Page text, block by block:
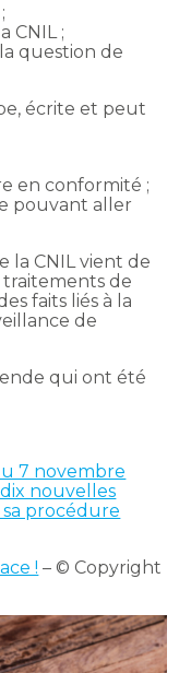
CNIL ;
question de
écrite et peut
en conformité ;
pouvant aller
la CNIL vient de
traitements de
faits liés à la
de
qui ont été
7 novembre
nouvelles
sa procédure
! – © Copyright